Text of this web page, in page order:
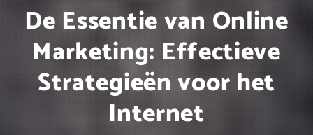
De Essentie van Online
Marketing: Effectieve
Strategieën voor het
Internet